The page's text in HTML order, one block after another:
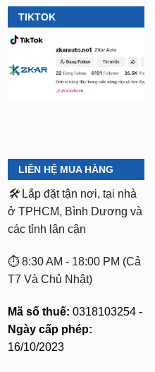
TIKTOK
LIÊN HỆ MUA HÀNG
🛠️ Lắp đặt tận nơi, tại nhà
ở TPHCM, Bình Dương và
các tỉnh lân cận
⏱️ 8:30 AM - 18:00 PM (Cả
T7 Và Chủ Nhật)
Mã số thuế: 0318103254 -
Ngày cấp phép:
16/10/2023